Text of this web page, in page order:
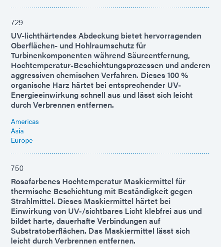
729
UV-lichthärtendes Abdeckung bietet hervorragenden
Oberflächen- und Hohlraumschutz für
Turbinenkomponenten während Säureentfernung,
Hochtemperatur-Beschichtungsprozessen und anderen
aggressiven chemischen Verfahren. Dieses 100 %
organische Harz härtet bei entsprechender UV-
Energieeinwirkung schnell aus und lässt sich leicht
durch Verbrennen entfernen.
Americas
Asia
Europe
750
Rosafarbenes Hochtemperatur Maskiermittel für
thermische Beschichtung mit Beständigkeit gegen
Strahlmittel. Dieses Maskiermittel härtet bei
Einwirkung von UV-/sichtbares Licht klebfrei aus und
bildet harte, dauerhafte Verbindungen auf
Substratoberflächen. Das Maskiermittel lässt sich
leicht durch Verbrennen entfernen.